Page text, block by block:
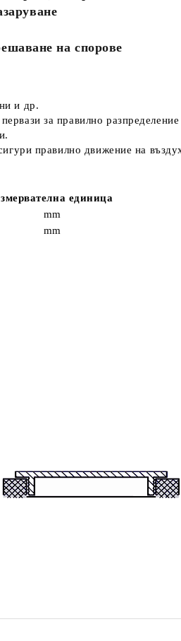
на спорове
и др.
за правилно разпределение
правилно движение на
единица
mm
mm